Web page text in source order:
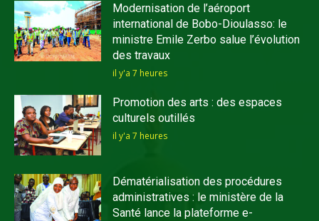
Modernisation de l’aéroport
international de Bobo-Dioulasso: le
ministre Emile Zerbo salue l’évolution
des travaux
il y'a 7 heures
Promotion des arts : des espaces
culturels outillés
il y'a 7 heures
Dématérialisation des procédures
administratives : le ministère de la
Santé lance la plateforme e-